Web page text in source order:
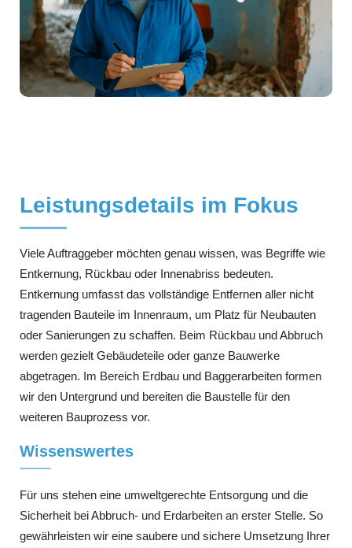
Leistungsdetails im Fokus
Viele Auftraggeber möchten genau wissen, was Begriffe wie
Entkernung, Rückbau oder Innenabriss bedeuten.
Entkernung umfasst das vollständige Entfernen aller nicht
tragenden Bauteile im Innenraum, um Platz für Neubauten
oder Sanierungen zu schaffen. Beim Rückbau und Abbruch
werden gezielt Gebäudeteile oder ganze Bauwerke
abgetragen. Im Bereich Erdbau und Baggerarbeiten formen
wir den Untergrund und bereiten die Baustelle für den
weiteren Bauprozess vor.
Wissenswertes
Für uns stehen eine umweltgerechte Entsorgung und die
Sicherheit bei Abbruch- und Erdarbeiten an erster Stelle. So
gewährleisten wir eine saubere und sichere Umsetzung Ihrer